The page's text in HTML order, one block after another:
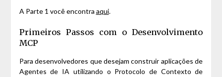
A Parte 1 você encontra aqui.
Primeiros Passos com o Desenvolvimento
MCP
Para desenvolvedores que desejam construir aplicações de
Agentes de IA utilizando o Protocolo de Contexto de